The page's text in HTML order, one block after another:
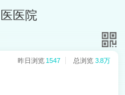
医院
昨日浏览 1547 总浏览 3.8万